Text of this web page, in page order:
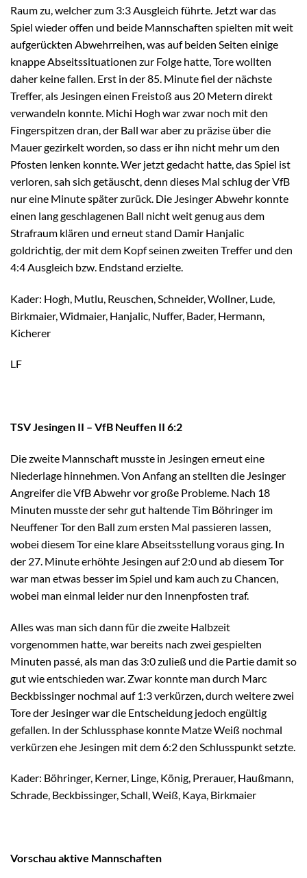
Raum zu, welcher zum 3:3 Ausgleich führte. Jetzt war das
Spiel wieder offen und beide Mannschaften spielten mit weit
aufgerückten Abwehrreihen, was auf beiden Seiten einige
knappe Abseitssituationen zur Folge hatte, Tore wollten
daher keine fallen. Erst in der 85. Minute fiel der nächste
Treffer, als Jesingen einen Freistoß aus 20 Metern direkt
verwandeln konnte. Michi Hogh war zwar noch mit den
Fingerspitzen dran, der Ball war aber zu präzise über die
Mauer gezirkelt worden, so dass er ihn nicht mehr um den
Pfosten lenken konnte. Wer jetzt gedacht hatte, das Spiel ist
verloren, sah sich getäuscht, denn dieses Mal schlug der VfB
nur eine Minute später zurück. Die Jesinger Abwehr konnte
einen lang geschlagenen Ball nicht weit genug aus dem
Strafraum klären und erneut stand Damir Hanjalic
goldrichtig, der mit dem Kopf seinen zweiten Treffer und den
4:4 Ausgleich bzw. Endstand erzielte.
Kader: Hogh, Mutlu, Reuschen, Schneider, Wollner, Lude,
Birkmaier, Widmaier, Hanjalic, Nuffer, Bader, Hermann,
Kicherer
LF
TSV Jesingen II – VfB Neuffen II 6:2
Die zweite Mannschaft musste in Jesingen erneut eine
Niederlage hinnehmen. Von Anfang an stellten die Jesinger
Angreifer die VfB Abwehr vor große Probleme. Nach 18
Minuten musste der sehr gut haltende Tim Böhringer im
Neuffener Tor den Ball zum ersten Mal passieren lassen,
wobei diesem Tor eine klare Abseitsstellung voraus ging. In
der 27. Minute erhöhte Jesingen auf 2:0 und ab diesem Tor
war man etwas besser im Spiel und kam auch zu Chancen,
wobei man einmal leider nur den Innenpfosten traf.
Alles was man sich dann für die zweite Halbzeit
vorgenommen hatte, war bereits nach zwei gespielten
Minuten passé, als man das 3:0 zuließ und die Partie damit so
gut wie entschieden war. Zwar konnte man durch Marc
Beckbissinger nochmal auf 1:3 verkürzen, durch weitere zwei
Tore der Jesinger war die Entscheidung jedoch engültig
gefallen. In der Schlussphase konnte Matze Weiß nochmal
verkürzen ehe Jesingen mit dem 6:2 den Schlusspunkt setzte.
Kader: Böhringer, Kerner, Linge, König, Prerauer, Haußmann,
Schrade, Beckbissinger, Schall, Weiß, Kaya, Birkmaier
Vorschau aktive Mannschaften